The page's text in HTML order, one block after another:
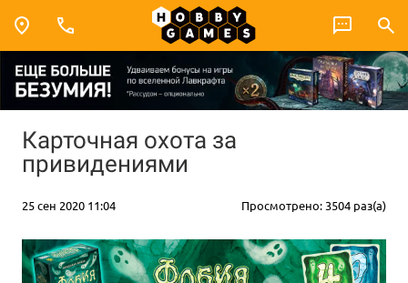
Карточная охота за
привидениями
25 сен 2020 11:04 Просмотрено: 3504 раз(а)